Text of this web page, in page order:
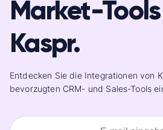
Market-
Kaspr.
Entdecken Sie die Integrationen von
bevorzugten CRM- und Sales-Tools